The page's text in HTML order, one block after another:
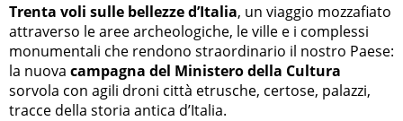
Trenta voli sulle bellezze d’Italia, un viaggio mozzafiato
attraverso le aree archeologiche, le ville e i complessi
monumentali che rendono straordinario il nostro Paese:
la nuova campagna del Ministero della Cultura
sorvola con agili droni città etrusche, certose, palazzi,
tracce della storia antica d’Italia.